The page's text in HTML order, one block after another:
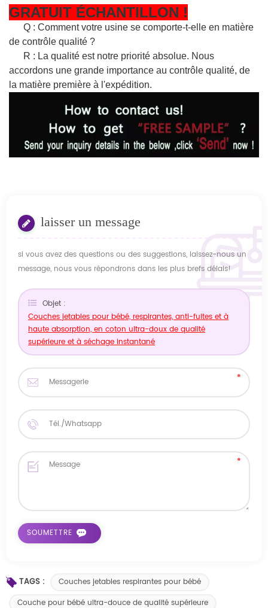
GRATUIT ÉCHANTILLON !
Q : Comment votre usine se comporte-t-elle en matière
de contrôle qualité ?
R : La qualité est notre priorité absolue. Nous
accordons une grande importance au contrôle qualité, de
la matière première à l'expédition.
laisser un message
si vous avez des questions ou des suggestions, laissez-nous un
message, nous vous répondrons dans les plus brefs délais!
Objet :
Couches jetables pour bébé, respirantes, anti-fuites et à
haute absorption, en coton ultra-doux de qualité
supérieure et à séchage instantané
TAGS :
Couches jetables respirantes pour bébé
Couche pour bébé ultra-douce de qualité supérieure